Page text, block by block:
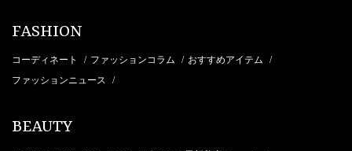
FASHION
コーディネート / ファッションコラム / おすすめアイテム /
ファッションニュース /
BEAUTY